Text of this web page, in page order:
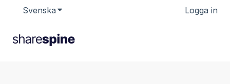
Svenska Visa undermenyer för översättningarLogga in